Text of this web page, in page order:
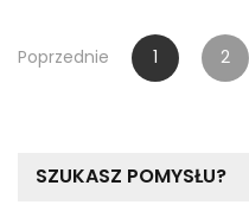
Stronicowanie
Poprzednie 1 2
SZUKASZ POMYSŁU?